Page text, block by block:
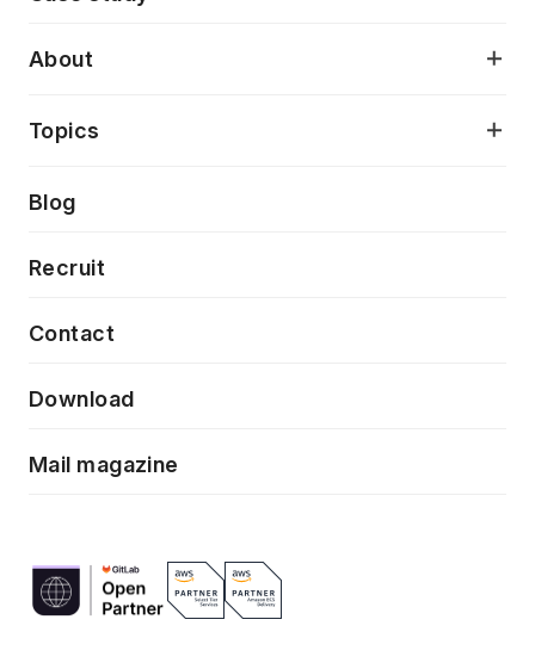
AI駆動開発支援
モダナイゼーション
特徴量エンジニアリングと生成AI
フロントエンド開発
About
当社が目指しているもの
Topics
Press release
News
Event/Seminer
Blog
Recruit
Contact
Download
Mail magazine